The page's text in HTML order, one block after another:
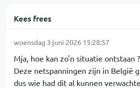
Kees frees
woensdag 3 juni 2026 15:28:57
Mja, hoe kan zo'n situatie ontstaan ?
Deze netspanningen zijn in België
dus wie had dit al kunnen